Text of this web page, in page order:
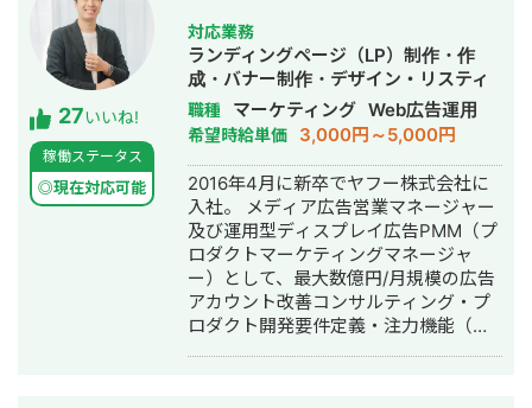
27いいね!
稼働ステータス
◎現在対応可能
対応業務
ランディングページ（LP）制作・作
成・バナー制作・デザイン・リスティ
ング広告運用代行
職種 マーケティング Web広告運用
希望時給単価 3,000円～5,000円
2016年4月に新卒でヤフー株式会社に
入社。 メディア広告営業マネージャー
及び運用型ディスプレイ広告PMM（プ
ロダクトマーケティングマネージャ
ー）として、最大数億円/月規模の広告
アカウント改善コンサルティング・プ
ロダクト開発要件定義・注力機能（ア